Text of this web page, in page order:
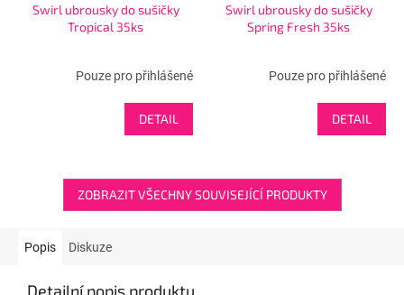
Swirl ubrousky do sušičky
Tropical 35ks
Pouze pro přihlášené
DETAIL
Swirl ubrousky do sušičky
Spring Fresh 35ks
Pouze pro přihlášené
DETAIL
ZOBRAZIT VŠECHNY SOUVISEJÍCÍ PRODUKTY
Popis Diskuze
Detailní popis produktu